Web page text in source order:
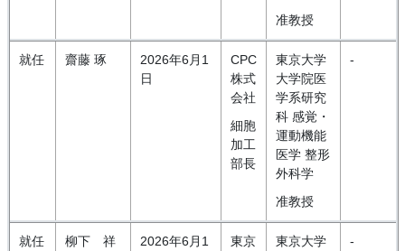
准教授
就任 齋藤 琢
2026年6月1
日
CPC
株式
会社
細胞
加工
部長
東京大学
大学院医
学系研究
科 感覚・
運動機能
医学 整形
外科学
准教授
-
就任 柳下 祥
2026年6月1
東京
東京大学
-